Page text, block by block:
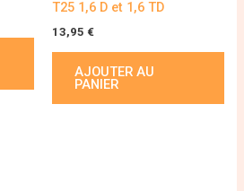
T25 1,6 D et 1,6 TD
13,95 €
AJOUTER AU
PANIER